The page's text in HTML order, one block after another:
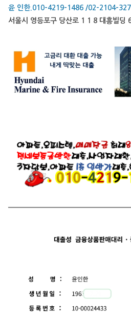
윤 인한.010-4219-1486 /02-2104-
서울시 영등포구 당산로 1 1 8 대흥빌딩